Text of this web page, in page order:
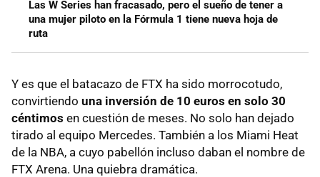
Las W Series han fracasado, pero el sueño de tener a
una mujer piloto en la Fórmula 1 tiene nueva hoja de
ruta
Y es que el batacazo de FTX ha sido morrocotudo,
convirtiendo una inversión de 10 euros en solo 30
céntimos en cuestión de meses. No solo han dejado
tirado al equipo Mercedes. También a los Miami Heat
de la NBA, a cuyo pabellón incluso daban el nombre de
FTX Arena. Una quiebra dramática.